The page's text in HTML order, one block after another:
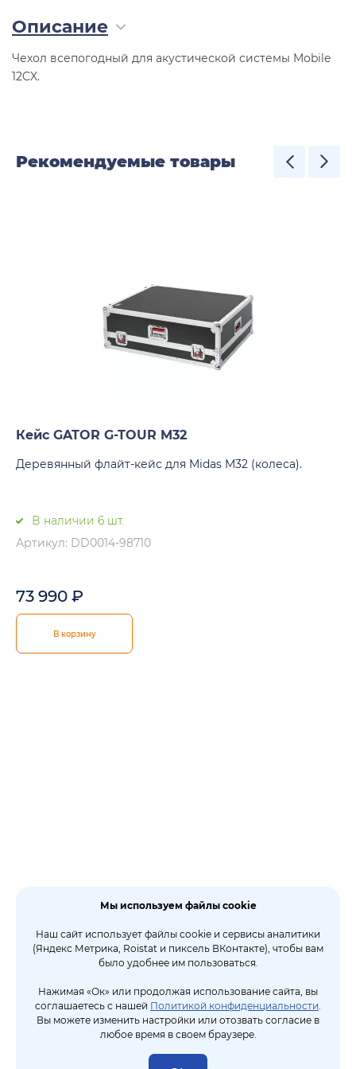
Описание
Чехол всепогодный для акустической системы Mobile
12CX.
Рекомендуемые товары
Кейс GATOR G-TOUR M32
Деревянный флайт-кейс для Midas M32 (колеса).
В наличии 6 шт.
Артикул: DD0014-98710
73 990 ₽
В корзину
Мы используем файлы cookie
Наш сайт использует файлы cookie и сервисы аналитики
(Яндекс Метрика, Roistat и пиксель ВКонтакте), чтобы вам
было удобнее им пользоваться.
Нажимая «Ок» или продолжая использование сайта, вы
соглашаетесь с нашей Политикой конфиденциальности.
Вы можете изменить настройки или отозвать согласие в
любое время в своем браузере.